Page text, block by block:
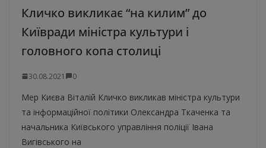
Кличко викликає “на килим” до
Київради міністра культури і
головного копа столиці
30.08.2021 0
Мер Києва Віталій Кличко викликав міністра культури
та інформаційної політики Олександра Ткаченка та
начальника Київського управління поліції Івана
Вигівського на